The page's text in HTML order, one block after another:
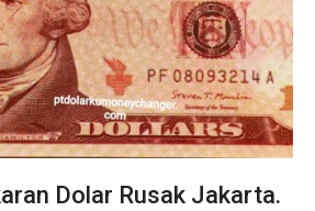
Dolar Rusak Jakarta.